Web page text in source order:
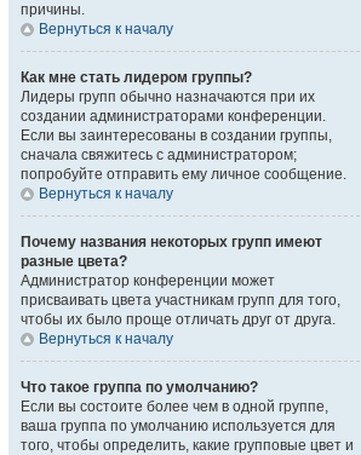
причины.
Вернуться к началу
Как мне стать лидером группы?
Лидеры групп обычно назначаются при их
создании администраторами конференции.
Если вы заинтересованы в создании группы,
сначала свяжитесь с администратором;
попробуйте отправить ему личное сообщение.
Вернуться к началу
Почему названия некоторых групп имеют
разные цвета?
Администратор конференции может
присваивать цвета участникам групп для того,
чтобы их было проще отличать друг от друга.
Вернуться к началу
Что такое группа по умолчанию?
Если вы состоите более чем в одной группе,
ваша группа по умолчанию используется для
того, чтобы определить, какие групповые цвет и